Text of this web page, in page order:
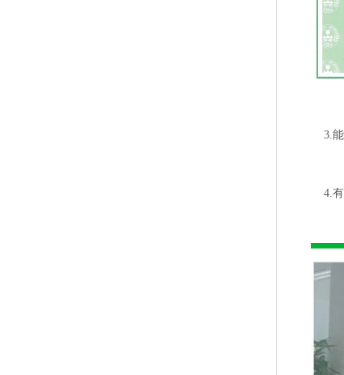
3.能否开
4.有没